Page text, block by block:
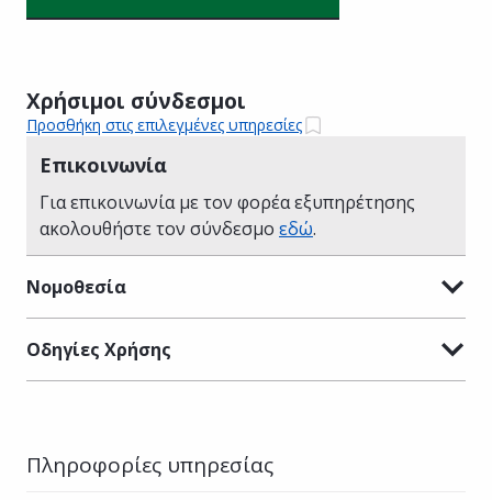
Χρήσιμοι σύνδεσμοι
Προσθήκη στις επιλεγμένες υπηρεσίες
Επικοινωνία
Για επικοινωνία με τον φορέα εξυπηρέτησης
ακολουθήστε τον σύνδεσμο εδώ.
Νομοθεσία
Οδηγίες Χρήσης
Πληροφορίες υπηρεσίας